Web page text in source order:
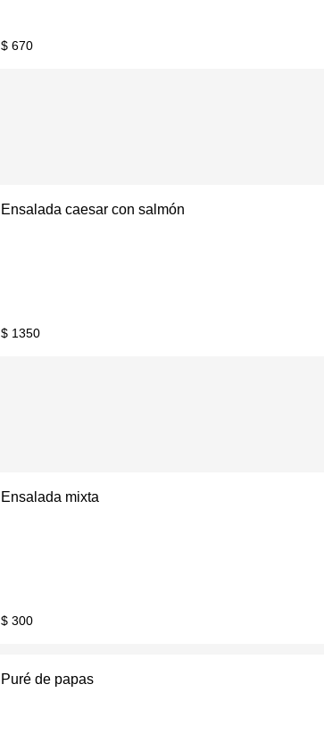
$ 670
Ensalada caesar con salmón
$ 1350
Ensalada mixta
$ 300
Puré de papas